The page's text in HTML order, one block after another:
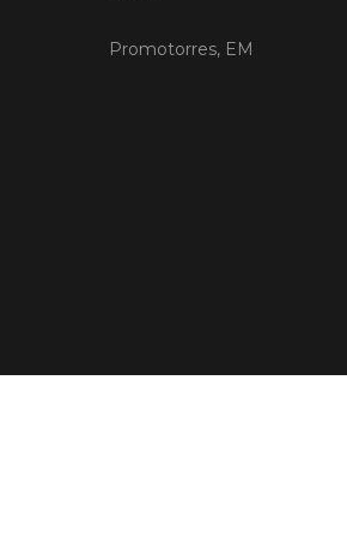
Promotorres, EM